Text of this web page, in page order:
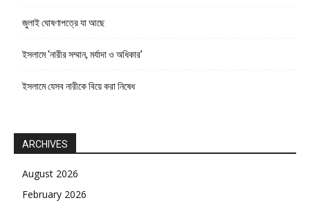
জুলাই ঘোষণাপত্রে যা আছে
ইসলামে ‘নারীর সম্মান, মর্যাদা ও অধিকার’
ইসলামে যেসব নারীকে বিয়ে করা নিষেধ
ARCHIVES
August 2026
February 2026